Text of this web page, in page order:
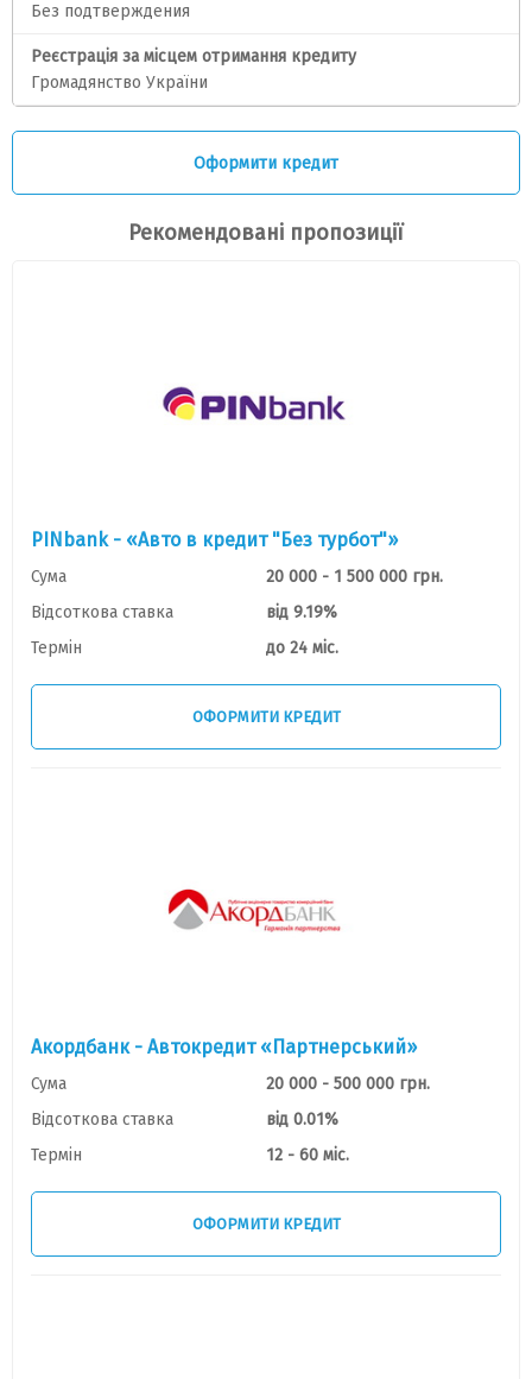
Без подтверждения
Реєстрація за місцем отримання кредиту
Громадянство України
Оформити кредит
Рекомендовані пропозиції
PINbank - «Авто в кредит "Без турбот"»
Сума
20 000 - 1 500 000 грн.
Відсоткова ставка
від 9.19%
Термін
до 24 міс.
ОФОРМИТИ КРЕДИТ
Акордбанк - Автокредит «Партнерський»
Сума
20 000 - 500 000 грн.
Відсоткова ставка
від 0.01%
Термін
12 - 60 міс.
ОФОРМИТИ КРЕДИТ